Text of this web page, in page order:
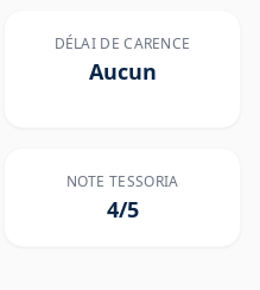
DÉLAI DE CARENCE
Aucun
NOTE TESSORIA
4/5